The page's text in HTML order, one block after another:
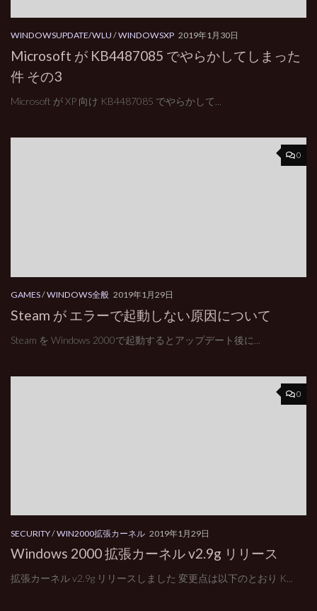
WINDOWSUPDATE/WLU /WINDOWSXP 2019年1月30日
Microsoft が KB4487085 でやらかしてしまった
件 その3
Microsoft が XP 向け KB4487085 でやらかして...
0
GAMES/WINDOWS全般 2019年1月29日
Steam が エラーで起動しない原因について
Steam を Windows 2000で起動するとアップデート後に...
0
SECURITY/WIN2000拡張カーネル 2019年1月29日
Windows 2000 拡張カーネル v2.9g リリース
拡張カーネル v2.9g リリースしました 変更点は以下のとおり K...